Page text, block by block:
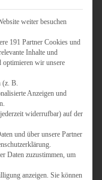
weiter besuchen
191 Partner Cookies und
Inhalte und
optimieren wir unsere
(z. B.
Anzeigen und
widerrufbar) auf der
und über unsere Partner
Daten zuzustimmen, um
anzeigen. Sie können